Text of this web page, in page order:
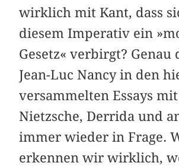
wirklich mit Kant, dass
diesem Imperativ ein
Gesetz« verbirgt? Genau
Jean-Luc Nancy in den
versammelten Essays
Nietzsche, Derrida und
immer wieder in Frage.
erkennen wir wirklich,